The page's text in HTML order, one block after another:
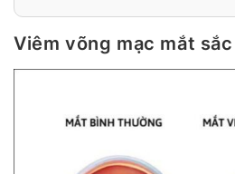
Viêm võng mạc mắt